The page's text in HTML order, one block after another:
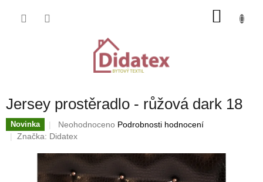
Jersey prostěradlo - růžová dark 18
Novinka
Průměrné
hodnocení
Neohodnoceno Podrobnosti hodnocení
Značka: Didatex